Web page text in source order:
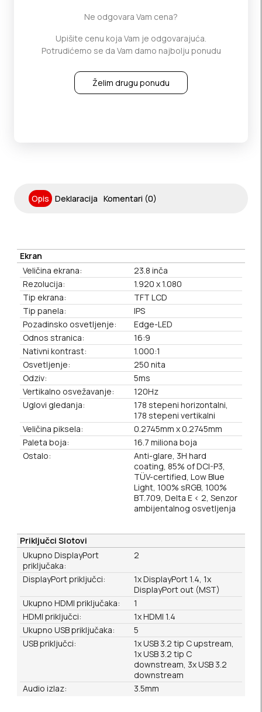
Ne odgovara Vam cena?
Upišite cenu koja Vam je odgovarajuća.
Potrudićemo se da Vam damo najbolju ponudu
Želim drugu ponudu
Opis Deklaracija Komentari (0)
Ekran
Veličina ekrana:
23.8 inča
Rezolucija:
1.920 x 1.080
Tip ekrana:
TFT LCD
Tip panela:
IPS
Pozadinsko osvetljenje:
Edge-LED
Odnos stranica:
16:9
Nativni kontrast:
1.000:1
Osvetljenje:
250 nita
Odziv:
5ms
Vertikalno osvežavanje:
120Hz
Uglovi gledanja:
178 stepeni horizontalni,
178 stepeni vertikalni
Veličina piksela:
0.2745mm x 0.2745mm
Paleta boja:
16.7 miliona boja
Ostalo:
Anti-glare, 3H hard
coating, 85% of DCI-P3,
TÜV-certified, Low Blue
Light, 100% sRGB, 100%
BT.709, Delta E < 2, Senzor
ambijentalnog osvetljenja
Priključci Slotovi
Ukupno DisplayPort
priključaka:
2
DisplayPort priključci:
1x DisplayPort 1.4, 1x
DisplayPort out (MST)
Ukupno HDMI priključaka:
1
HDMI priključci:
1x HDMI 1.4
Ukupno USB priključaka:
5
USB priključci:
1x USB 3.2 tip C upstream,
1x USB 3.2 tip C
downstream, 3x USB 3.2
downstream
Audio izlaz:
3.5mm